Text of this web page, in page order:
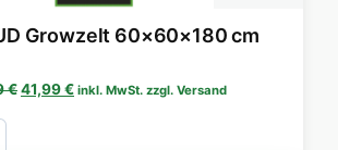
Growzelt 60×60×180 cm
€Ursprünglicher Preis war: 49,99 €
41,99€Aktueller Preis ist: 41,99 €.
inkl. MwSt. zzgl. Versand